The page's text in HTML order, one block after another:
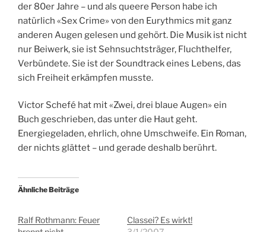
der 80er Jahre – und als queere Person habe ich
natürlich «Sex Crime» von den Eurythmics mit ganz
anderen Augen gelesen und gehört. Die Musik ist nicht
nur Beiwerk, sie ist Sehnsuchtsträger, Fluchthelfer,
Verbündete. Sie ist der Soundtrack eines Lebens, das
sich Freiheit erkämpfen musste.
Victor Schefé hat mit «Zwei, drei blaue Augen» ein
Buch geschrieben, das unter die Haut geht.
Energiegeladen, ehrlich, ohne Umschweife. Ein Roman,
der nichts glättet – und gerade deshalb berührt.
Ähnliche Beiträge
Ralf Rothmann: Feuer
Classei? Es wirkt!